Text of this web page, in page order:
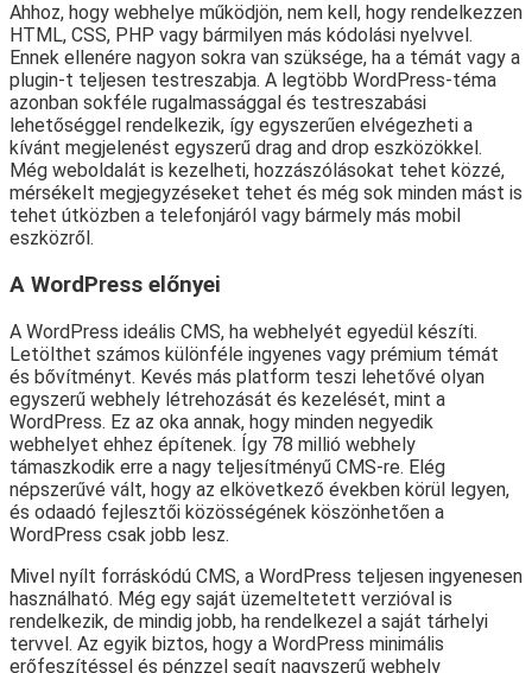
Ahhoz, hogy webhelye működjön, nem kell, hogy rendelkezzen
HTML, CSS, PHP vagy bármilyen más kódolási nyelvvel.
Ennek ellenére nagyon sokra van szüksége, ha a témát vagy a
plugin-t teljesen testreszabja. A legtöbb WordPress-téma
azonban sokféle rugalmassággal és testreszabási
lehetőséggel rendelkezik, így egyszerűen elvégezheti a
kívánt megjelenést egyszerű drag and drop eszközökkel.
Még weboldalát is kezelheti, hozzászólásokat tehet közzé,
mérsékelt megjegyzéseket tehet és még sok minden mást is
tehet útközben a telefonjáról vagy bármely más mobil
eszközről.
A WordPress előnyei
A WordPress ideális CMS, ha webhelyét egyedül készíti.
Letölthet számos különféle ingyenes vagy prémium témát
és bővítményt. Kevés más platform teszi lehetővé olyan
egyszerű webhely létrehozását és kezelését, mint a
WordPress. Ez az oka annak, hogy minden negyedik
webhelyet ehhez építenek. Így 78 millió webhely
támaszkodik erre a nagy teljesítményű CMS-re. Elég
népszerűvé vált, hogy az elkövetkező években körül legyen,
és odaadó fejlesztői közösségének köszönhetően a
WordPress csak jobb lesz.
Mivel nyílt forráskódú CMS, a WordPress teljesen ingyenesen
használható. Még egy saját üzemeltetett verzióval is
rendelkezik, de mindig jobb, ha rendelkezel a saját tárhelyi
tervvel. Az egyik biztos, hogy a WordPress minimális
erőfeszítéssel és pénzzel segít nagyszerű webhely